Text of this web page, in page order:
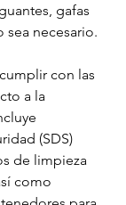
gafas
sea necesario.
con las
a la
(SDS)
de limpieza
como